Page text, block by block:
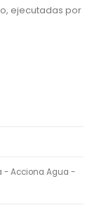
ejecutadas por
- Acciona Agua -